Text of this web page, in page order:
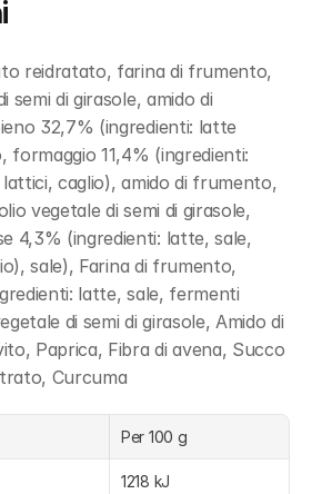
reidratato, farina di frumento,
semi di girasole, amido di
32,7% (ingredienti: latte
11,4% (ingredienti:
caglio), amido di frumento,
vegetale di semi di girasole,
4,3% (ingredienti: latte, sale,
sale), Farina di frumento,
latte, sale, fermenti
di semi di girasole, Amido di
Paprica, Fibra di avena, Succo
Curcuma
Per 100 g
1218 kJ